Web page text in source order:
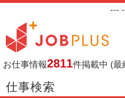
---
お仕事情報2811件掲載中 (最
仕事検索